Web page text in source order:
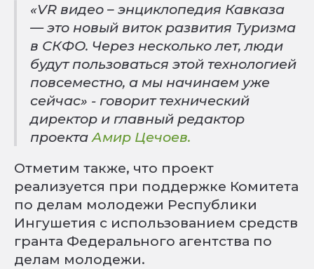
«VR видео – энциклопедия Кавказа
— это новый виток развития Туризма
в СКФО. Через несколько лет, люди
будут пользоваться этой технологией
повсеместно, а мы начинаем уже
сейчас» - говорит технический
директор и главный редактор
проектаАмир Цечоев.
Отметим также, что проект
реализуется при поддержке Комитета
по делам молодежи Республики
Ингушетия с использованием средств
гранта Федерального агентства по
делам молодежи.